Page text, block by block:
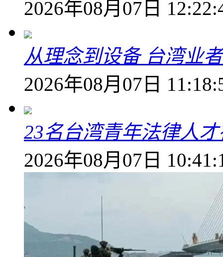
2026年08月07日
从理念到设备 台湾业
2026年08月07日
23名台湾青年法律人
2026年08月07日